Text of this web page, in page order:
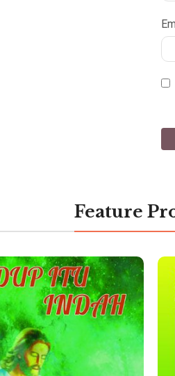
Feature